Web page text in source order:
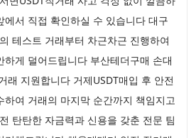
에서 직접 확인하실 수 있습니다 대구
테스트 거래부터 차근차근 진행하여
하게 덜어드립니다 부산테더구매 손대
래 지원합니다 거제USDT매입 후 안전
하여 거래의 마지막 순간까지 책임지고
탄탄한 자금력과 신용을 갖춘 전문 팀